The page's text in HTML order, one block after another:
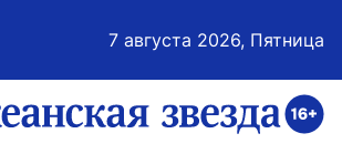
7 августа 2026, Пятница
ссылка на главную